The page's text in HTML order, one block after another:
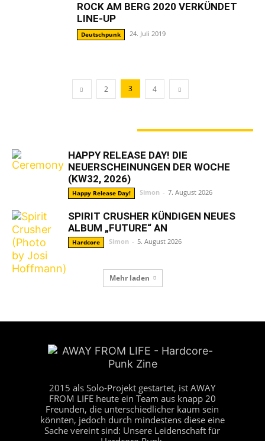
ROCK AM BERG 2020 VERKÜNDET
LINE-UP
Deutschpunk 24. Juli 2019
2 3 4
HAPPY RELEASE DAY! DIE
NEUERSCHEINUNGEN DER WOCHE
(KW32, 2026)
Happy Release Day! Simon - 7. August 2026
SPIRIT CRUSHER KÜNDIGEN NEUES
ALBUM „FUTURE“ AN
Hardcore Simon - 5. August 2026
Mehr laden
2015 als Solo-Projekt gestartet, ist AWAY
FROM LIFE heute ein Team aus knapp 20
Freunden, die unterschiedlicher kaum sein
könnten, jedoch durch mindestens diese eine
Sache vereint sind: Unsere Leidenschaft für